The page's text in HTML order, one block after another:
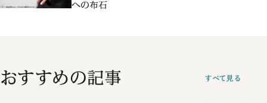
への布石
おすすめの記事 すべて見る